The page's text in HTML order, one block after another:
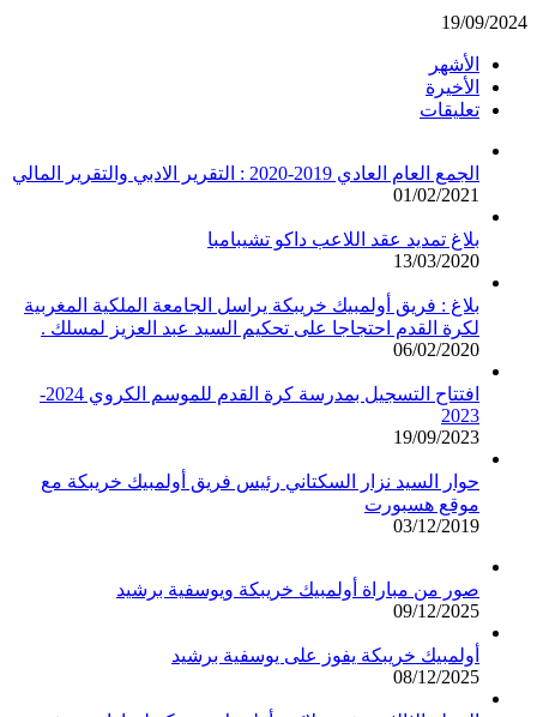
19/09/2024
الأشهر
الأخيرة
تعليقات
الجمع العام العادي 2019-2020 : التقرير الادبي والتقرير المالي
01/02/2021
بلاغ تمديد عقد اللاعب داكو تشيبامبا
13/03/2020
بلاغ : فريق أولمبيك خريبكة يراسل الجامعة الملكية المغربية
لكرة القدم احتجاجا على تحكيم السيد عبد العزيز لمسلك .
06/02/2020
افتتاح التسجيل بمدرسة كرة القدم للموسم الكروي 2024-
2023
19/09/2023
حوار السيد نزار السكتاني رئيس فريق أولمبيك خريبكة مع
موقع هسبورت
03/12/2019
صور من مباراة أولمبيك خريبكة ويوسفية برشيد
09/12/2025
أولمبيك خريبكة يفوز على يوسفية برشيد
08/12/2025